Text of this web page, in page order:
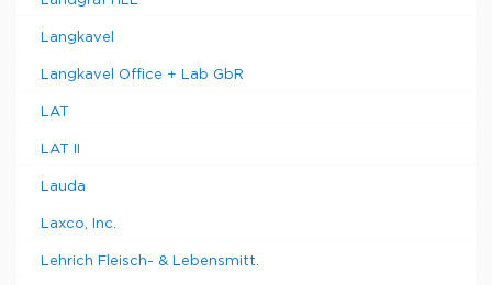
Langkavel
Langkavel Office + Lab GbR
LAT
LAT II
Lauda
Laxco, Inc.
Lehrich Fleisch- & Lebensmitt.